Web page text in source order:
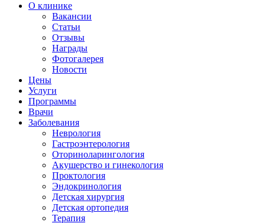
О клинике
Вакансии
Статьи
Отзывы
Награды
Фотогалерея
Новости
Цены
Услуги
Программы
Врачи
Заболевания
Неврология
Гастроэнтерология
Оториноларингология
Акушерство и гинекология
Проктология
Эндокринология
Детская хирургия
Детская ортопедия
Терапия